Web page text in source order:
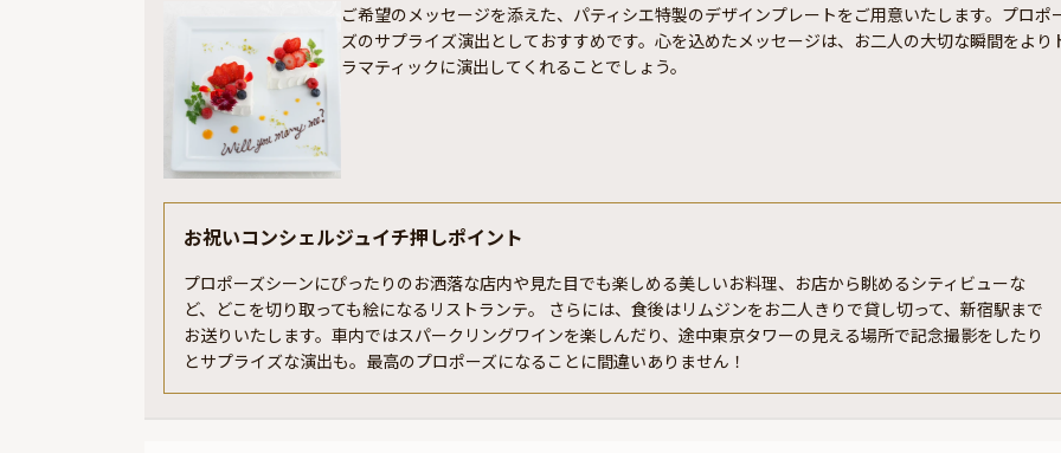
ご希望のメッセージを添えた、パティシエ特製のデザインプレートをご用意いたします。プロポ
ズのサプライズ演出としておすすめです。心を込めたメッセージは、お二人の大切な瞬間をより
ラマティックに演出してくれることでしょう。
お祝いコンシェルジュイチ押しポイント
プロポーズシーンにぴったりのお洒落な店内や見た目でも楽しめる美しいお料理、お店から眺めるシティビューな
ど、どこを切り取っても絵になるリストランテ。 さらには、食後はリムジンをお二人きりで貸し切って、新宿駅まで
お送りいたします。車内ではスパークリングワインを楽しんだり、途中東京タワーの見える場所で記念撮影をしたり
とサプライズな演出も。最高のプロポーズになることに間違いありません！